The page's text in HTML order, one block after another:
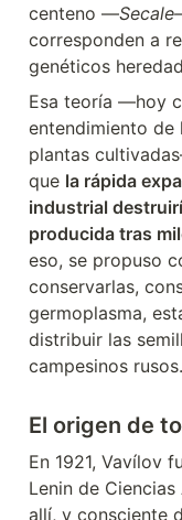
centeno —
corresponden a
genéticos
Esa teoría —hoy
entendimiento
plantas
que la rápida
industrial
producida tras
eso, se propuso
conservarlas,
germoplasma,
distribuir las
campesinos rusos.
El origen de
En 1921, Vavílov
Lenin de
allí, y consciente